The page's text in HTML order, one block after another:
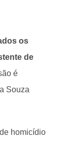
os
de
é
Souza
homicídio